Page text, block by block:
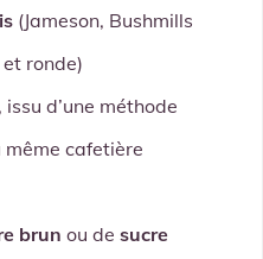
(Jameson, Bushmills
ronde)
, issu d’une méthode
même cafetière
brun ou de sucre